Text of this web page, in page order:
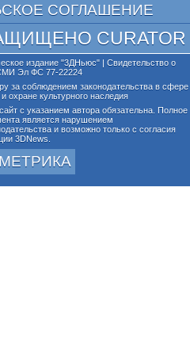
СОГЛАШЕНИЕ
CURATOR
издание "3ДНьюс" | Свидетельство о
Эл ФС 77-22224
за соблюдением законодательства в сфере
охране культурного наследия
с указанием автора обязательна. Полное
является нарушением
и возможно только с согласия
3DNews.